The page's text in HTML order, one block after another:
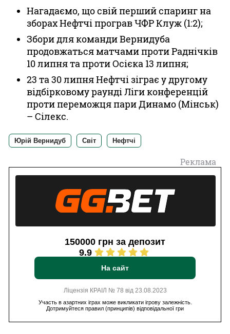
Нагадаємо, що свій перший спаринг на
зборах Нефтчі програв ЧФР Клуж (1:2);
Збори для команди Вернидуба
продовжаться матчами проти Раднічків
10 липня та проти Осієка 13 липня;
23 та 30 липня Нефтчі зіграє у другому
відбірковому раунді Ліги конференцій
проти переможця пари Динамо (Мінськ)
– Сілекс.
Юрій Вернидуб Світ Нефтчі
Реклама
150000 грн за депозит
9.9
На сайт
Ліцензія КРАІЛ № 78 від 23.08.2023
Участь в азартних іграх може викликати ігрову залежність.
Дотримуйтеся правил (принципів) відповідальної гри